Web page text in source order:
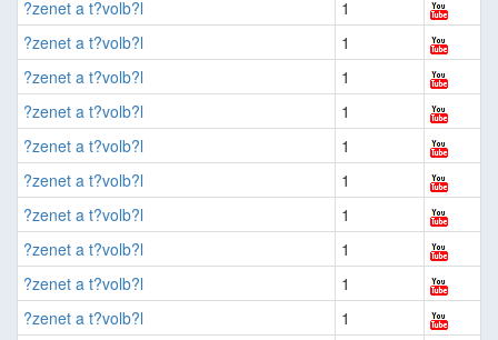
?zenet a t?volb?l
1
?zenet a t?volb?l
1
?zenet a t?volb?l
1
?zenet a t?volb?l
1
?zenet a t?volb?l
1
?zenet a t?volb?l
1
?zenet a t?volb?l
1
?zenet a t?volb?l
1
?zenet a t?volb?l
1
?zenet a t?volb?l
1